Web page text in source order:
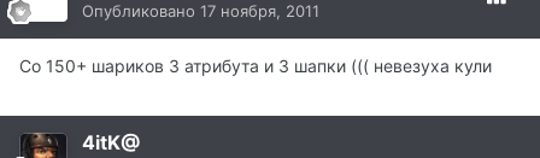
Опубликовано 17 ноября, 2011
Со 150+ шариков 3 атрибута и 3 шапки ((( невезуха кули
4itK@